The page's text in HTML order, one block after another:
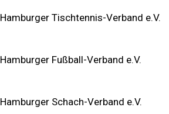
Hamburger Tischtennis-Verband e.V.
Hamburger Fußball-Verband e.V.
Hamburger Schach-Verband e.V.